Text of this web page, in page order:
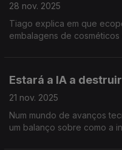
28 nov. 2025
Tiago explica em que
embalagens de
Estará a IA a
21 nov. 2025
Num mundo de avanços
um balanço sobre como a